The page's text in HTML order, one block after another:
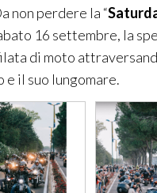
non perdere la “
16 settembre, la
di moto
e il suo lungomare.